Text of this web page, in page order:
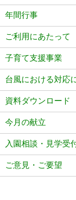
年間行事
ご利用にあたって
子育て支援事業
台風における対応
資料ダウンロード
今月の献立
入園相談・見学受
ご意見・ご要望